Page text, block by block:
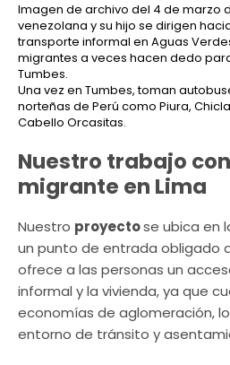
Imagen de archivo del 4 de marzo
venezolana y su hijo se dirigen
transporte informal en Aguas
migrantes a veces hacen dedo
Tumbes.
Una vez en Tumbes, toman
norteñas de Perú como Piura,
Cabello Orcasitas.
Nuestro trabajo
migrante en Lima
Nuestro proyectose ubica en
un punto de entrada obligado
ofrece a las personas un
informal y la vivienda, ya que
economías de aglomeración,
entorno de tránsito y